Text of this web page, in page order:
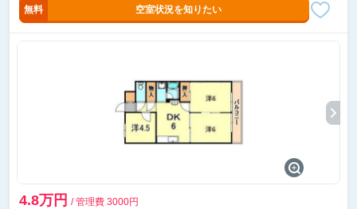
無料 空室状況を知りたい
4.8万円 / 管理費 3000円